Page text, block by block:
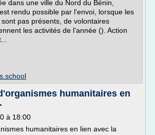
dans une ville du Nord du Bénin,
rendu possible par l'envoi, lorsque les
pas présents, de volontaires
les activités de l'année (). Action
humanitaires en
à 18:00
humanitaires en lien avec la